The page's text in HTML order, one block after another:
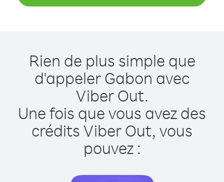
Rien de plus simple que
d'appeler Gabon avec
Viber Out.
Une fois que vous avez des
crédits Viber Out, vous
pouvez :